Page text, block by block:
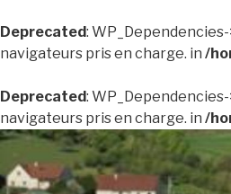
Deprecated:
navigateurs pris en charge. in /
Deprecated:
navigateurs pris en charge. in /
Aller
contenu